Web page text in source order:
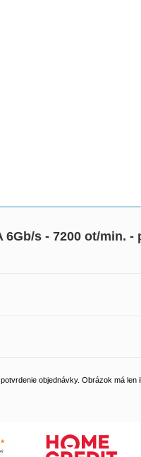
6Gb/s - 7200 ot/min.
objednávky. Obrázok má len